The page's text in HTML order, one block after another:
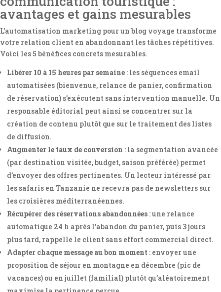
avantages et gains mesurables
L’automatisation marketing pour un blog voyage transforme
votre relation client en abandonnant les tâches répétitives.
Voici les 5 bénéfices concrets mesurables.
Libérer 10 à 15 heures par semaine : les séquences email
automatisées (bienvenue, relance de panier, confirmation
de réservation) s’exécutent sans intervention manuelle. Un
responsable éditorial peut ainsi se concentrer sur la
création de contenu plutôt que sur le traitement des listes
de diffusion.
Augmenter le taux de conversion : la segmentation avancée
(par destination visitée, budget, saison préférée) permet
d’envoyer des offres pertinentes. Un lecteur intéressé par
les safaris en Tanzanie ne recevra pas de newsletters sur
les croisières méditerranéennes.
Récupérer des réservations abandonnées : une relance
automatique 24 h après l’abandon du panier, puis 3 jours
plus tard, rappelle le client sans effort commercial direct.
Adapter chaque message au bon moment : envoyer une
proposition de séjour en montagne en décembre (pic de
vacances) ou en juillet (familial) plutôt qu’aléatoirement